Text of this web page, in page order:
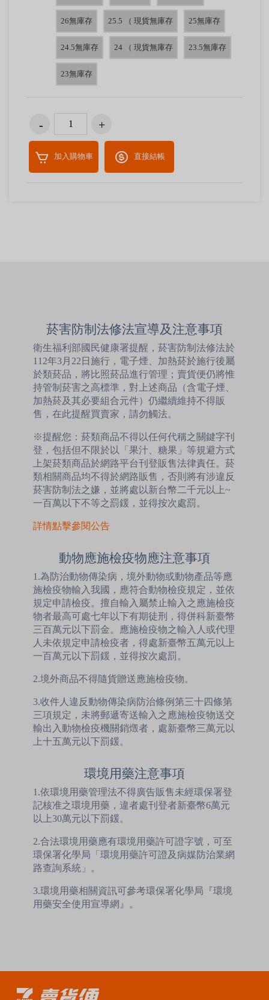
26無庫存 25.5 （ 現貨無庫存 25無庫存
24.5無庫存 24 （ 現貨無庫存 23.5無庫存
23無庫存
加入購物車 直接結帳
菸害防制法修法宣導及注意事項
衛生福利部國民健康署提醒，菸害防制法修法於
112年3月22日施行，電子煙、加熱菸於施行後屬
於類菸品，將比照菸品進行管理；賣貨便仍將惟
持管制菸害之高標準，對上述商品（含電子煙、
加熱菸及其必要組合元件）仍繼續維持不得販
售，在此提醒買賣家，請勿觸法。
※提醒您：菸類商品不得以任何代稱之關鍵字刊
登，包括但不限於以「果汁、糖果」等規避方式
上架菸類商品於網路平台刊登販售法律責任。菸
類相關商品均不得於網路販售，否則將有涉違反
菸害防制法之嫌，並將處以新台幣二千元以上~
一百萬以下不等之罰鍰，並得按次處罰。
詳情點擊參閱公告
動物應施檢疫物應注意事項
1.為防治動物傳染病，境外動物或動物產品等應
施檢疫物輸入我國，應符合動物檢疫規定，並依
規定申請檢疫。擅自輸入屬禁止輸入之應施檢疫
物者最高可處七年以下有期徒刑，得併科新臺幣
三百萬元以下罰金。應施檢疫物之輸入人或代理
人未依規定申請檢疫者，得處新臺幣五萬元以上
一百萬元以下罰鍰，並得按次處罰。
2.境外商品不得隨貨贈送應施檢疫物。
3.收件人違反動物傳染病防治條例第三十四條第
三項規定，未將郵遞寄送輸入之應施檢疫物送交
輸出入動物檢疫機關銷燬者，處新臺幣三萬元以
上十五萬元以下罰鍰。
環境用藥注意事項
1.依環境用藥管理法不得廣告販售未經環保署登
記核准之環境用藥，違者處刊登者新臺幣6萬元
以上30萬元以下罰鍰。
2.合法環境用藥應有環境用藥許可證字號，可至
環保署化學局「環境用藥許可證及病媒防治業網
路查詢系統」。
3.環境用藥相關資訊可參考環保署化學局『環境
用藥安全使用宣導網』。